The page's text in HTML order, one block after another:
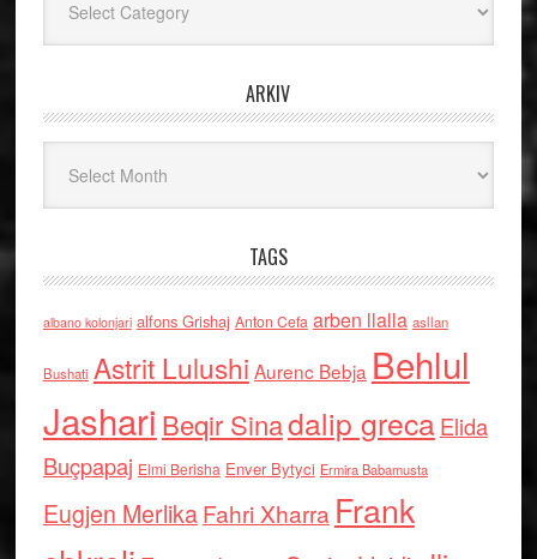
ARKIV
TAGS
albano kolonjari alfons Grishaj Anton Cefa arben llalla asllan
Bushati Astrit Lulushi Aurenc Bebja Behlul
Jashari Beqir Sinadalip grecaElida
Buçpapaj Elmi Berisha Enver Bytyci Ermira Babamusta
Eugjen MerlikaFahri Xharra Frank